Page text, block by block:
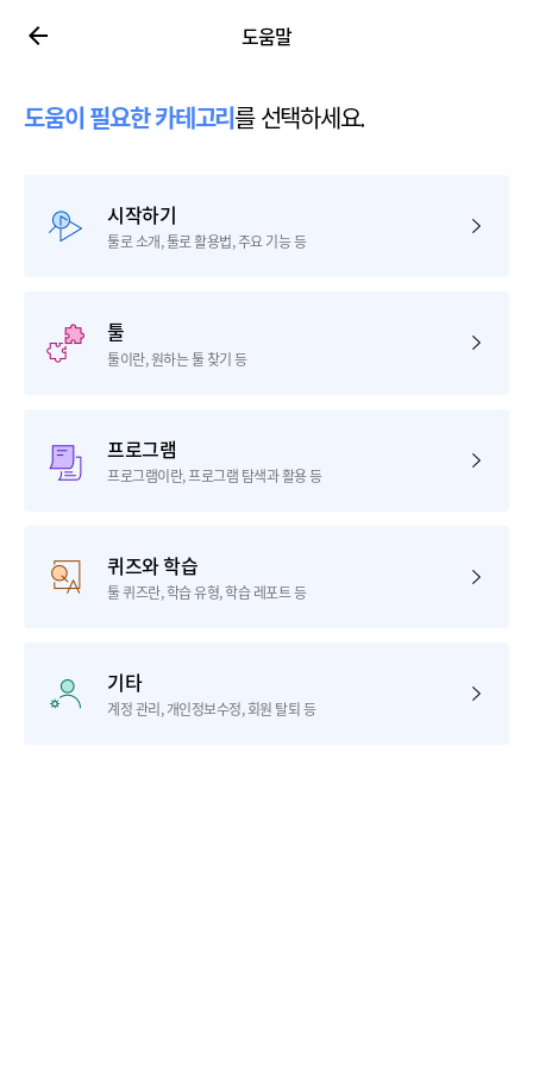
도움말
도움이 필요한 카테고리를 선택하세요.
시작하기
툴로 소개, 툴로 활용법, 주요 기능 등
툴
툴이란, 원하는 툴 찾기 등
프로그램
프로그램이란, 프로그램 탐색과 활용 등
퀴즈와 학습
툴 퀴즈란, 학습 유형, 학습 레포트 등
기타
계정 관리, 개인정보수정, 회원 탈퇴 등